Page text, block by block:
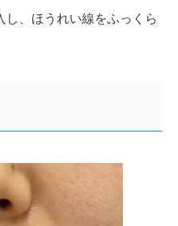
し、ほうれい線をふっくら